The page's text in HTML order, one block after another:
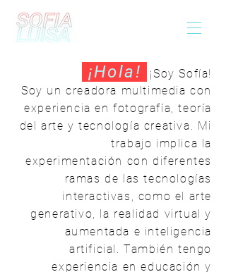
¡Hola!
¡Soy Sofía!
Soy un creadora multimedia con
experiencia en fotografía, teoría
del arte y tecnología creativa. Mi
trabajo implica la
experimentación con diferentes
ramas de las tecnologías
interactivas, como el arte
generativo, la realidad virtual y
aumentada e inteligencia
artificial. También tengo
experiencia en educación y